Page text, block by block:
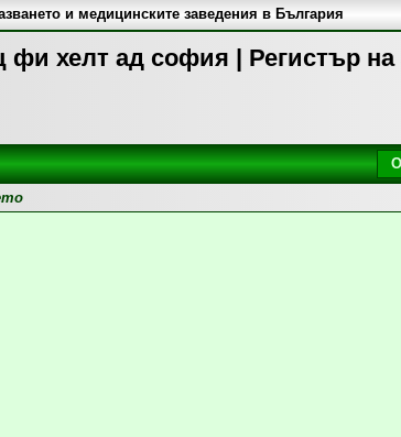
фи хелт ад софия | Регистър на
и медицинските заведения в България